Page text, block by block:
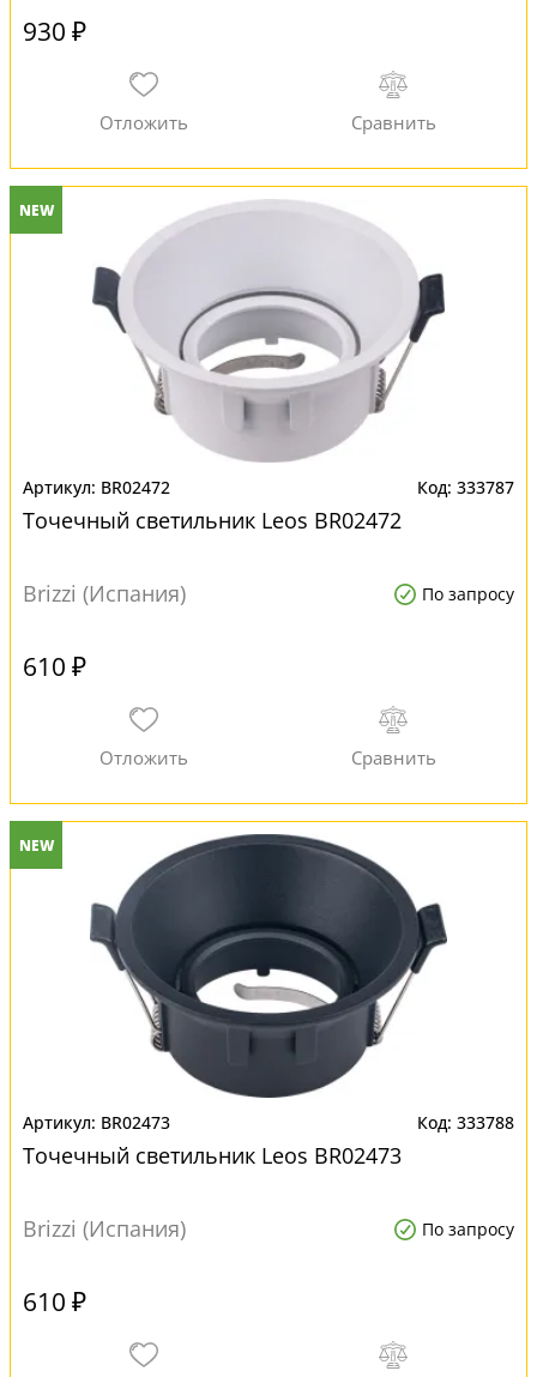
930 ₽
NEW
BR02472 333787
Точечный светильник Leos BR02472
Brizzi (Испания) По запросу
610 ₽
NEW
BR02473 333788
Точечный светильник Leos BR02473
Brizzi (Испания) По запросу
610 ₽